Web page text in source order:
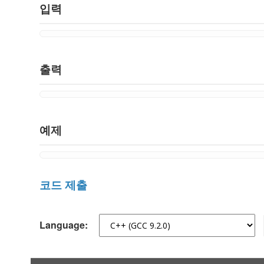
입력
출력
예제
코드 제출
Language: